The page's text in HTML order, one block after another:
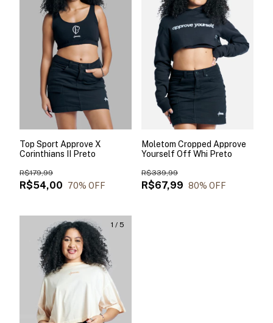
Top Sport Approve X
Corinthians II Preto
R$54,00
R$179,99
70% OFF
Moletom Cropped Approve
Yourself Off Whi Preto
R$67,99
R$339,99
80% OFF
1 / 5